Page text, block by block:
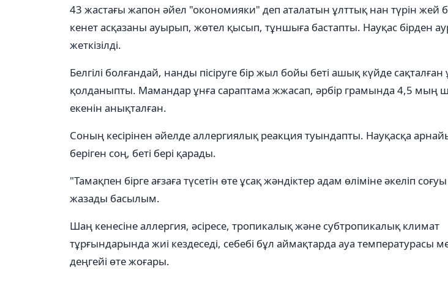
43 жастағы жапон әйел "окономияки" деп аталатын ұлттық нан түрін жей
кенет асқазаны ауырып, жөтел қысып, тұншыға бастапты. Науқас бірден
жеткізілді.
Белгілі болғандай, нанды пісіруге бір жыл бойы беті ашық күйде
қолданыпты. Мамандар ұнға сараптама жжасап, әрбір грамында 4,5 мың
екенін анықталған.
Соның кесірінен әйелде аллергиялық реакция туындапты. Науқасқа
беріген соң, беті бері қарады.
"Тамақпен бірге ағзаға түсетін өте ұсақ жәндіктер адам өліміне әкеліп
жазады басылым.
Шаң кенесіне аллергия, әсіресе, тропикалық және субтропикалық климат
тұрғындарында жиі кездеседі, себебі бұл аймақтарда ауа температурасы
деңгейі өте жоғары.